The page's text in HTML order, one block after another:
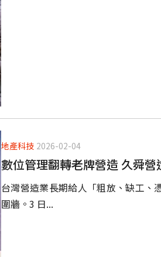
地產科技 2026-02-04
數位管理翻轉老牌營造 久舜
台灣營造業長期給人「粗放、缺工、
圍牆。3 日...